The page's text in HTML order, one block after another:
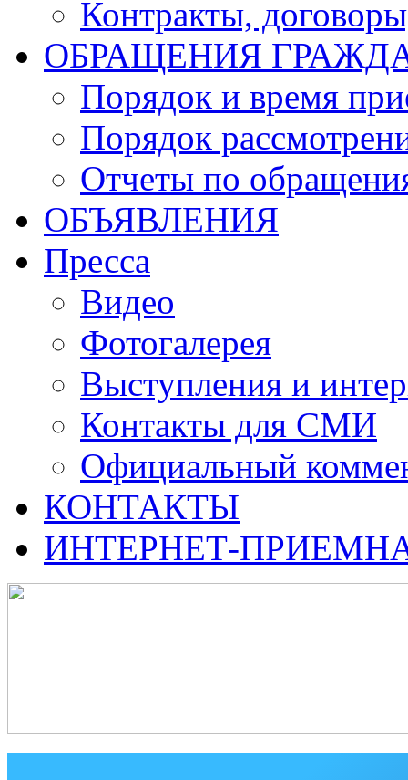
Контракты,
ОБРАЩЕНИЯ
Порядок и время
Порядок
Отчеты по
ОБЪЯВЛЕНИЯ
Пресса
Видео
Фотогалерея
Выступления и
Контакты для СМИ
Официальный
КОНТАКТЫ
ИНТЕРНЕТ-